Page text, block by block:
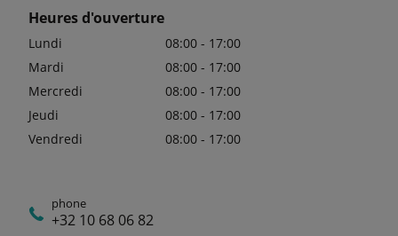
Heures d'ouverture
Lundi
08:00 - 17:00
Mardi
08:00 - 17:00
Mercredi
08:00 - 17:00
Jeudi
08:00 - 17:00
Vendredi
08:00 - 17:00
phone
+32 10 68 06 82